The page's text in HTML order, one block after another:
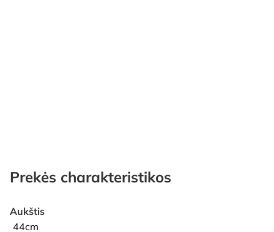
Prekės charakteristikos
Aukštis
44cm